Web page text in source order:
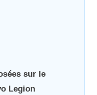
sur le
Legion